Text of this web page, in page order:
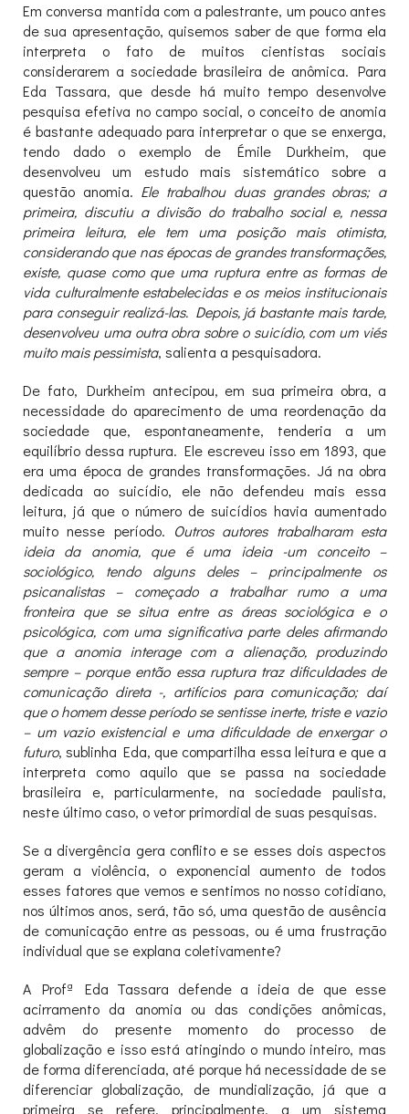
Em conversa mantida com a palestrante, um pouco antes
de sua apresentação, quisemos saber de que forma ela
interpreta o fato de muitos cientistas sociais
considerarem a sociedade brasileira de anômica. Para
Eda Tassara, que desde há muito tempo desenvolve
pesquisa efetiva no campo social, o conceito de anomia
é bastante adequado para interpretar o que se enxerga,
tendo dado o exemplo de Émile Durkheim, que
desenvolveu um estudo mais sistemático sobre a
questão anomia. Ele trabalhou duas grandes obras; a
primeira, discutiu a divisão do trabalho social e, nessa
primeira leitura, ele tem uma posição mais otimista,
considerando que nas épocas de grandes transformações,
existe, quase como que uma ruptura entre as formas de
vida culturalmente estabelecidas e os meios institucionais
para conseguir realizá-las. Depois, já bastante mais tarde,
desenvolveu uma outra obra sobre o suicídio, com um viés
muito mais pessimista, salienta a pesquisadora.
De fato, Durkheim antecipou, em sua primeira obra, a
necessidade do aparecimento de uma reordenação da
sociedade que, espontaneamente, tenderia a um
equilíbrio dessa ruptura. Ele escreveu isso em 1893, que
era uma época de grandes transformações. Já na obra
dedicada ao suicídio, ele não defendeu mais essa
leitura, já que o número de suicídios havia aumentado
muito nesse período. Outros autores trabalharam esta
ideia da anomia, que é uma ideia -um conceito –
sociológico, tendo alguns deles – principalmente os
psicanalistas – começado a trabalhar rumo a uma
fronteira que se situa entre as áreas sociológica e o
psicológica, com uma significativa parte deles afirmando
que a anomia interage com a alienação, produzindo
sempre – porque então essa ruptura traz dificuldades de
comunicação direta -, artifícios para comunicação; daí
que o homem desse período se sentisse inerte, triste e vazio
– um vazio existencial e uma dificuldade de enxergar o
futuro, sublinha Eda, que compartilha essa leitura e que a
interpreta como aquilo que se passa na sociedade
brasileira e, particularmente, na sociedade paulista,
neste último caso, o vetor primordial de suas pesquisas.
Se a divergência gera conflito e se esses dois aspectos
geram a violência, o exponencial aumento de todos
esses fatores que vemos e sentimos no nosso cotidiano,
nos últimos anos, será, tão só, uma questão de ausência
de comunicação entre as pessoas, ou é uma frustração
individual que se explana coletivamente?
A Profª Eda Tassara defende a ideia de que esse
acirramento da anomia ou das condições anômicas,
advêm do presente momento do processo de
globalização e isso está atingindo o mundo inteiro, mas
de forma diferenciada, até porque há necessidade de se
diferenciar globalização, de mundialização, já que a
primeira se refere, principalmente, a um sistema